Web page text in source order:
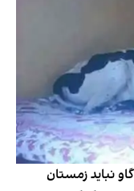
نباید زمستان